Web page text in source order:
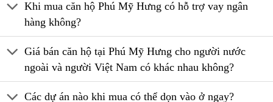
Khi mua căn hộ Phú Mỹ Hưng có hỗ trợ vay ngân
hàng không?
Giá bán căn hộ tại Phú Mỹ Hưng cho người nước
ngoài và người Việt Nam có khác nhau không?
Các dự án nào khi mua có thể dọn vào ở ngay?